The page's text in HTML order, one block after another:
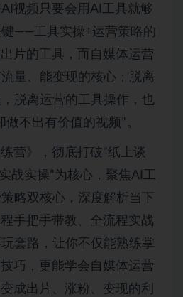
视频只要会用AI工具就够
键——工具实操+运营策略的
片的工具，而自媒体运营
量、能变现的核心；脱离
脱离运营的工具操作，也
不出有价值的视频”。
营》，彻底打破“纸上谈
战实操”为核心，聚焦AI工
略双核心，深度解析当下
手把手带教、全流程实战
套路，让你不仅能熟练掌
巧，更能学会自媒体运营
成出片、涨粉、变现的利